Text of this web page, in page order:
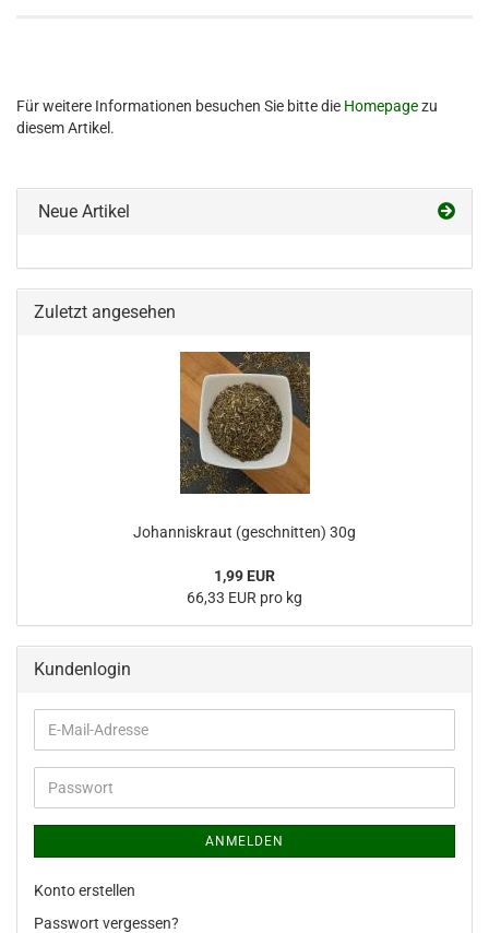
Für weitere Informationen besuchen Sie bitte die Homepagezu
diesem Artikel.
Neue Artikel
Zuletzt angesehen
Johanniskraut (geschnitten) 30g
1,99 EUR
66,33 EUR pro kg
Kundenlogin
E-
Mail-
Adresse
Passwort
ANMELDEN
Konto erstellen
Passwort vergessen?